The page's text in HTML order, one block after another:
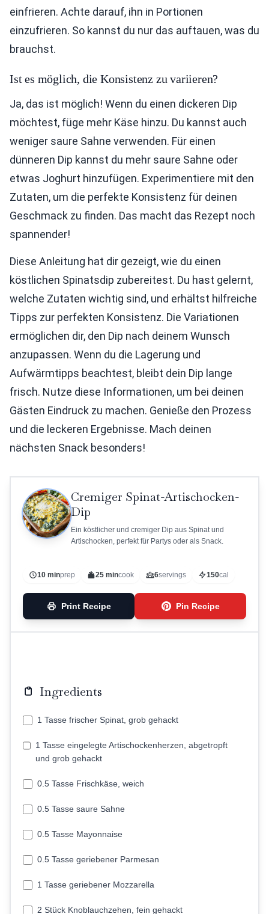
einfrieren. Achte darauf, ihn in Portionen
einzufrieren. So kannst du nur das auftauen, was du
brauchst.
Ist es möglich, die Konsistenz zu variieren?
Ja, das ist möglich! Wenn du einen dickeren Dip
möchtest, füge mehr Käse hinzu. Du kannst auch
weniger saure Sahne verwenden. Für einen
dünneren Dip kannst du mehr saure Sahne oder
etwas Joghurt hinzufügen. Experimentiere mit den
Zutaten, um die perfekte Konsistenz für deinen
Geschmack zu finden. Das macht das Rezept noch
spannender!
Diese Anleitung hat dir gezeigt, wie du einen
köstlichen Spinatsdip zubereitest. Du hast gelernt,
welche Zutaten wichtig sind, und erhältst hilfreiche
Tipps zur perfekten Konsistenz. Die Variationen
ermöglichen dir, den Dip nach deinem Wunsch
anzupassen. Wenn du die Lagerung und
Aufwärmtipps beachtest, bleibt dein Dip lange
frisch. Nutze diese Informationen, um bei deinen
Gästen Eindruck zu machen. Genieße den Prozess
und die leckeren Ergebnisse. Mach deinen
nächsten Snack besonders!
Cremiger Spinat-Artischocken-
Dip
Ein köstlicher und cremiger Dip aus Spinat und
Artischocken, perfekt für Partys oder als Snack.
10 minprep 25 mincook 6servings 150cal
Print Recipe Pin Recipe
Ingredients
1 Tasse frischer Spinat, grob gehackt
1 Tasse eingelegte Artischockenherzen, abgetropft
und grob gehackt
0.5 Tasse Frischkäse, weich
0.5 Tasse saure Sahne
0.5 Tasse Mayonnaise
0.5 Tasse geriebener Parmesan
1 Tasse geriebener Mozzarella
2 Stück Knoblauchzehen, fein gehackt